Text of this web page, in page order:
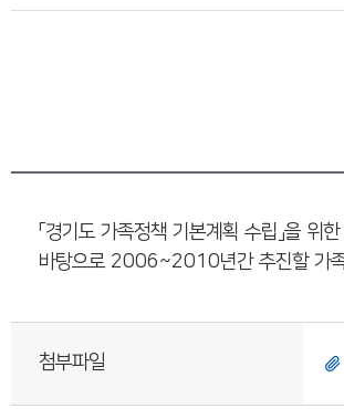
「경기도 가족정책 기본계획 수립」을
바탕으로 2006~2010년간 추진할 가
첨부파일